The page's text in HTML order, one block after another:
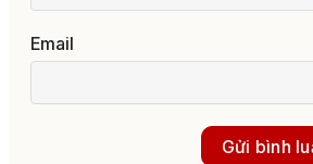
Email
Gửi bình